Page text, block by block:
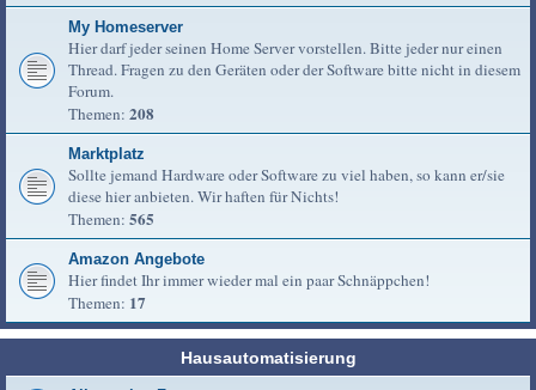
My Homeserver
Hier darf jeder seinen Home Server vorstellen. Bitte jeder nur einen
Thread. Fragen zu den Geräten oder der Software bitte nicht in diesem
Forum.
Themen: 208
Marktplatz
Sollte jemand Hardware oder Software zu viel haben, so kann er/sie
diese hier anbieten. Wir haften für Nichts!
Themen: 565
Amazon Angebote
Hier findet Ihr immer wieder mal ein paar Schnäppchen!
Themen: 17
Hausautomatisierung